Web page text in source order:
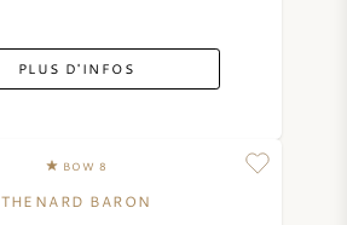
PLUS D'INFOS
BOW 8
THENARD BARON